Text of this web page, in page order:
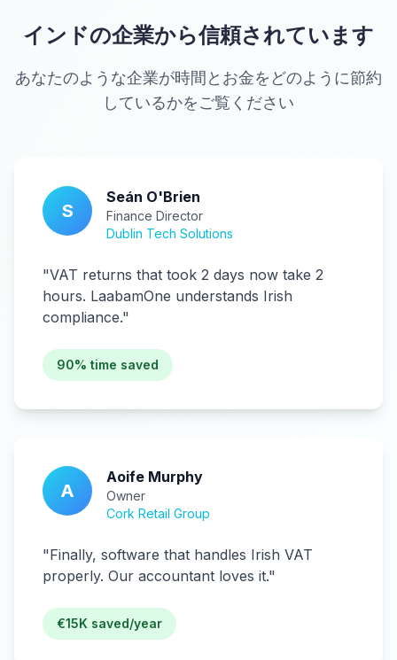
インドの企業から信頼されています
あなたのような企業が時間とお金をどのように節約
しているかをご覧ください
S
Seán O'Brien
Finance Director
Dublin Tech Solutions
"VAT returns that took 2 days now take 2
hours. LaabamOne understands Irish
compliance."
90% time saved
A
Aoife Murphy
Owner
Cork Retail Group
"Finally, software that handles Irish VAT
properly. Our accountant loves it."
€15K saved/year